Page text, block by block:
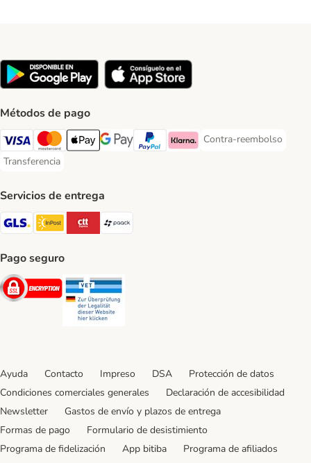
Métodos de pago
Visa Payment Method
Mastercard Payment Method
Apple Pay Payment Method
Google Pay Payment Method
PayPal Payment Method
Klarna Payment Method
Contra-reembolso
Contra-reembolso
Transferencia
Transferencia Payment Method
Servicios de entrega
GLS Shipping Method
InPost Shipping Method
CTTExpress Shipping Method
paack Shipping Method
Pago seguro
Security
Ayuda Contacto Impreso DSA
Protección de datos
Condiciones comerciales generales
Declaración de accesibilidad
Newsletter
Gastos de envío y plazos de entrega
Formas de pago
Formulario de desistimiento
Programa de fidelización
App bitiba
Programa de afiliados